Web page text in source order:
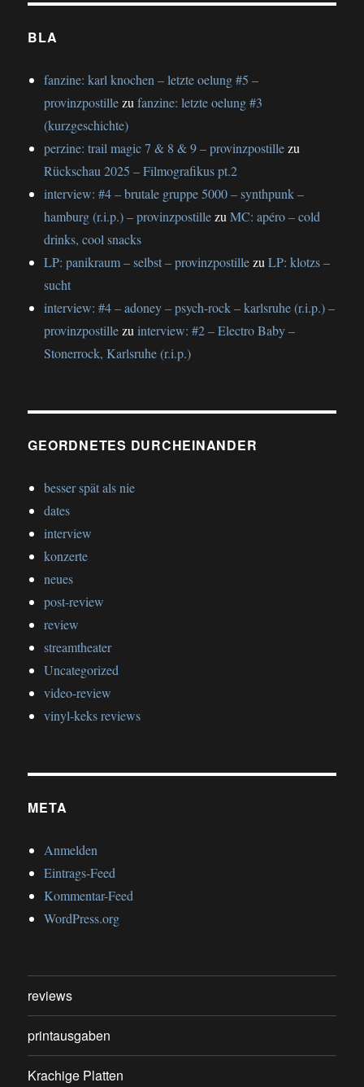
BLA
fanzine: karl knochen – letzte oelung #5 –
provinzpostillezufanzine: letzte oelung #3
(kurzgeschichte)
perzine: trail magic 7 & 8 & 9 – provinzpostillezu
Rückschau 2025 – Filmografikus pt.2
interview: #4 – brutale gruppe 5000 – synthpunk –
hamburg (r.i.p.) – provinzpostillezuMC: apéro – cold
drinks, cool snacks
LP: panikraum – selbst – provinzpostillezuLP: klotzs –
sucht
interview: #4 – adoney – psych-rock – karlsruhe (r.i.p.) –
provinzpostillezuinterview: #2 – Electro Baby –
Stonerrock, Karlsruhe (r.i.p.)
GEORDNETES DURCHEINANDER
besser spät als nie
dates
interview
konzerte
neues
post-review
review
streamtheater
Uncategorized
video-review
vinyl-keks reviews
META
Anmelden
Eintrags-Feed
Kommentar-Feed
WordPress.org
reviews
printausgaben
Krachige Platten